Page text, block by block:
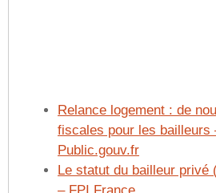
Relance logement : de
fiscales pour les bailleurs
Public.gouv.fr
Le statut du bailleur privé